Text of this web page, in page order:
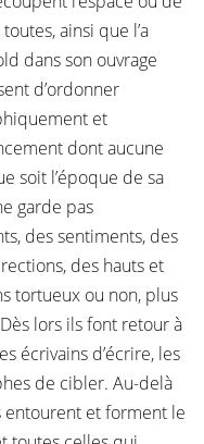
ainsi que l’a
dans son ouvrage
d’ordonner
et
dont aucune
soit l’époque de sa
garde pas
des sentiments, des
des hauts et
tortueux ou non, plus
lors ils font retour à
écrivains d’écrire, les
de cibler. Au-delà
entourent et forment le